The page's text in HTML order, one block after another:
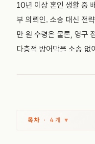
10년 이상 혼인 생활 중
부 의뢰인. 소송 대신 전
만 원 수령은 물론, 영구
다층적 방어막을 소송 없
목차 · 4개 ▾